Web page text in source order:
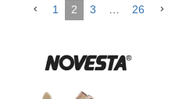
1 2 3 … 26